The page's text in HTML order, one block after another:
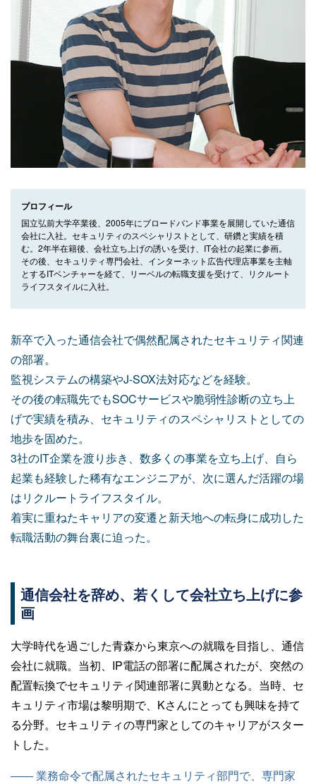
プロフィール
国立弘前大学卒業後、2005年にブロードバンド事業を展開していた通信
会社に入社。セキュリティのスペシャリストとして、研鑽と実績を積
む。2年半在籍後、会社立ち上げの誘いを受け、IT会社の起業に参画。
その後、セキュリティ専門会社、インターネット広告代理店事業を主軸
とするITベンチャーを経て、リーベルの転職支援を受けて、リクルート
ライフスタイルに入社。
新卒で入った通信会社で偶然配属されたセキュリティ関連
の部署。
監視システムの構築やJ-SOX法対応などを経験。
その後の転職先でもSOCサービスや脆弱性診断の立ち上
げで実績を積み、セキュリティのスペシャリストとしての
地歩を固めた。
3社のIT企業を渡り歩き、数多くの事業を立ち上げ、自ら
起業も経験した稀有なエンジニアが、次に選んだ活躍の場
はリクルートライフスタイル。
着実に重ねたキャリアの変遷と新天地への転身に成功した
転職活動の舞台裏に迫った。
通信会社を辞め、若くして会社立ち上げに参
画
大学時代を過ごした青森から東京への就職を目指し、通信
会社に就職。当初、IP電話の部署に配属されたが、突然の
配置転換でセキュリティ関連部署に異動となる。当時、セ
キュリティ市場は黎明期で、Kさんにとっても興味を持て
る分野。セキュリティの専門家としてのキャリアがスター
トした。
—— 業務命令で配属されたセキュリティ部門で、専門家